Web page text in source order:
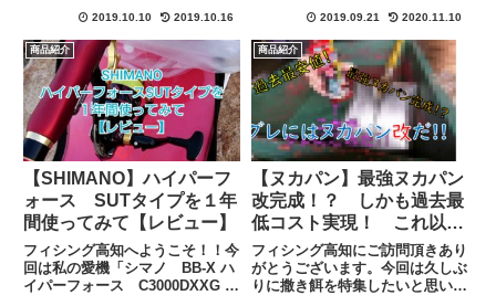
2019.10.10 2019.10.16
からよく言われるのが「高知は常
夏でしょ？？」とかっていう話を
されるのですが高知県も日本です
ｗｗ 四季があり、冬もあり
ま...
2019.09.21 2020.11.10
商品紹介
【SHIMANO】ハイパーフ
ォース SUTタイプを１年
間使ってみて【レビュー】
フィシング高知へようこそ！！今
回は私の愛機「シマノ BB-X ハ
イパーフォース C3000DXXG S
商品紹介
【ヌカパン】最強ヌカパン
改完成！？ しかも過去最
低コスト実現！ これ以上
の撒き餌はあるのか？
フィシング高知にご訪問頂きあり
がとうございます。今回は久しぶ
りに撒き餌を特集したいと思いま